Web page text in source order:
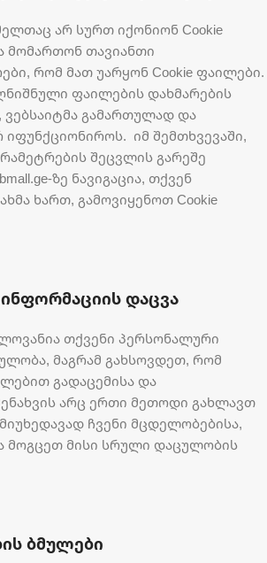
არ სურთ იქონიონ Cookie
მომართონ თავიანთი
რომ მათ უარყონ Cookie ფაილები.
ფაილების დახმარების
ვებსაიტმა გამართულად და
იმ შემთხვევაში,
შეცვლის გარეშე
ზე ნავიგაცია, თქვენ
ხართ, გამოვიყენოთ Cookie
დაცვა
თქვენი პერსონალური
მაგრამ გახსოვდეთ, რომ
გადაცემისა და
არც ერთი მეთოდი გახლავთ
ჩვენი მცდელობებისა,
მოგცეთ მისი სრული დაცულობის
ბმულები